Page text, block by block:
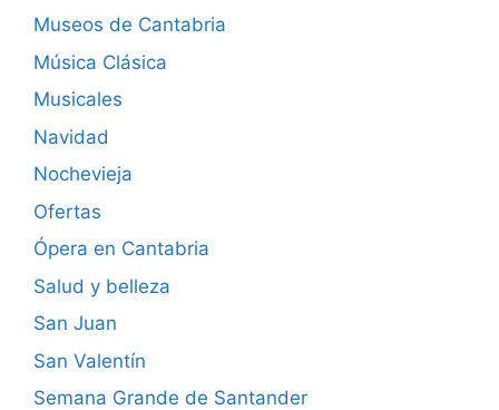
Museos de Cantabria
Música Clásica
Musicales
Navidad
Nochevieja
Ofertas
Ópera en Cantabria
Salud y belleza
San Juan
San Valentín
Semana Grande de Santander